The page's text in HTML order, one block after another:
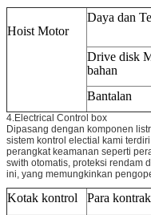
Hoist Motor
Daya dan
Drive disk
bahan
Bantalan
4.Electrical Control box
Dipasang dengan komponen
sistem kontrol electial kami
perangkat keamanan seperti
swith otomatis, proteksi rendam
ini, yang memungkinkan
Kotak kontrol Para